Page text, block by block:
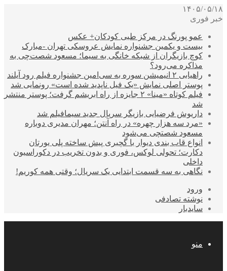
۱۴۰۵/۰۵/۱۸
خبر فوری
عمو پورنگ در مرکز طبی کودکان+ عکس
بیست و یکمین جشنواره نمایش عروسکی تهران -مبارک
کوچ بازیگران از شبکه خانگی به سیما؛ مسعود شصت‌چی به
مذاکره می‌رود؟
راهیابی ۲ انیمیشن سوره به سی‌امین جشنواره فیلم رود آیلند
پوستر اصلی نمایش «یک فیل ناپدید شده است» رونمایی شد
فیلم کوتاه «مینا» ۲ جایزه از راه ابریشم گرفت؛ پوستر منتشر
شد
داریوش فرضیایی بازیگر سریال جدید سیمافیلم شد
«مرد سه هزار چهره» در راه آنتن؛ مهران مدیری دوباره
مسعود شصتچی می‌شود
انواع قاب بندی دیوار با گچبری پیش ساخته پلی یورتان
دکارت؛ تحولی لوکس، فوری و بدون تخریب در دکوراسیون
داخلی
نگاهی به سه قسمت ابتدایی یک سریال؛ وقتی همه کوریم!
ورود
نوشته تصادفی
سایدبار
منو